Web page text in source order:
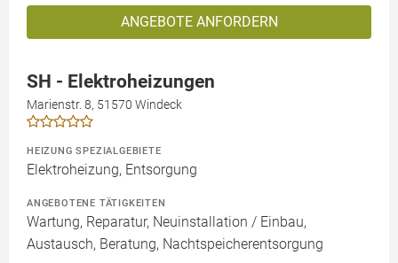
ANGEBOTE ANFORDERN
SH - Elektroheizungen
Marienstr. 8, 51570 Windeck
HEIZUNG SPEZIALGEBIETE
Elektroheizung, Entsorgung
ANGEBOTENE TÄTIGKEITEN
Wartung, Reparatur, Neuinstallation / Einbau,
Austausch, Beratung, Nachtspeicherentsorgung